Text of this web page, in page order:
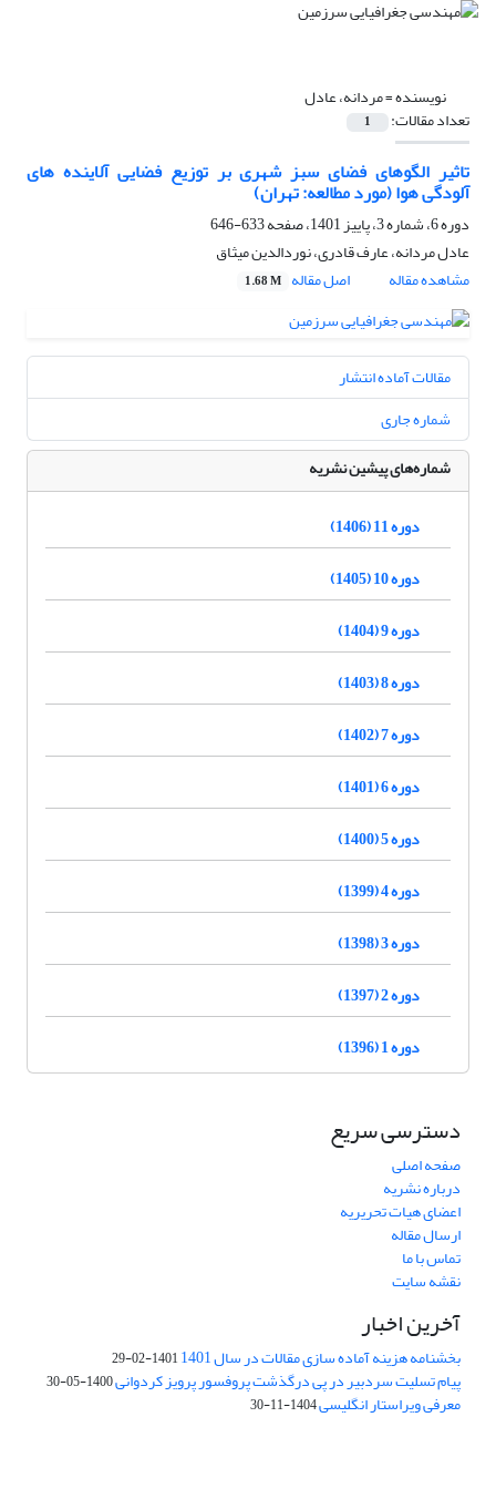
نویسنده =مردانه، عادل
تعداد مقالات: 1
تاثیر الگوهای فضای سبز شهری بر توزیع فضایی آلاینده های
آلودگی هوا (مورد مطالعه: تهران)
دوره 6، شماره 3، پاییز 1401، صفحه
633-646
عادل مردانه، عارف قادری، نوردالدین میثاق
مشاهده مقاله
اصل مقاله 1.68 M
مقالات آماده انتشار
شماره جاری
شماره‌های پیشین نشریه
دوره 11 (1406)
دوره 10 (1405)
دوره 9 (1404)
دوره 8 (1403)
دوره 7 (1402)
دوره 6 (1401)
دوره 5 (1400)
دوره 4 (1399)
دوره 3 (1398)
دوره 2 (1397)
دوره 1 (1396)
دسترسی سریع
صفحه اصلی
درباره نشریه
اعضای هیات تحریریه
ارسال مقاله
تماس با ما
نقشه سایت
آخرین اخبار
بخشنامه هزینه آماده سازی مقالات در سال 1401 1401-02-29
پیام تسلیت سردبیر در پی درگذشت پروفسور پرویز کردوانی1400-05-30
معرفی ویراستار انگلیسی1404-11-30